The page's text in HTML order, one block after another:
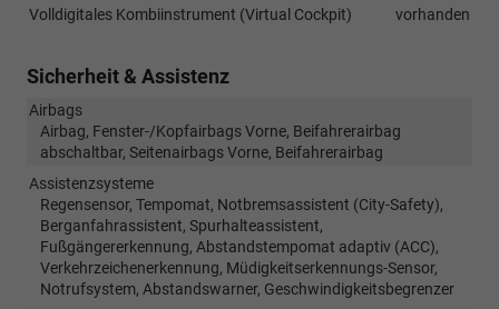
Volldigitales Kombiinstrument (Virtual Cockpit)
vorhanden
Sicherheit & Assistenz
Airbags
Airbag, Fenster-/Kopfairbags Vorne, Beifahrerairbag
abschaltbar, Seitenairbags Vorne, Beifahrerairbag
Assistenzsysteme
Regensensor, Tempomat, Notbremsassistent (City-Safety),
Berganfahrassistent, Spurhalteassistent,
Fußgängererkennung, Abstandstempomat adaptiv (ACC),
Verkehrzeichenerkennung, Müdigkeitserkennungs-Sensor,
Notrufsystem, Abstandswarner, Geschwindigkeitsbegrenzer